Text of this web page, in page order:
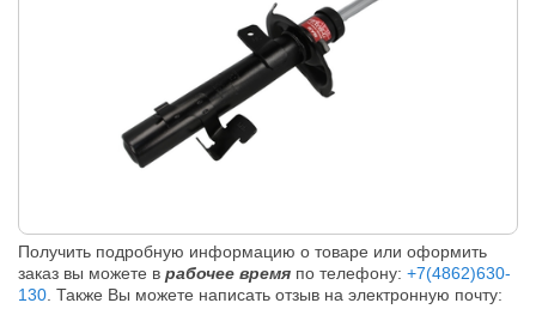
Получить подробную информацию о товаре или оформить
заказ вы можете в рабочее время по телефону: +7(4862)630-
130 . Также Вы можете написать отзыв на электронную почту: